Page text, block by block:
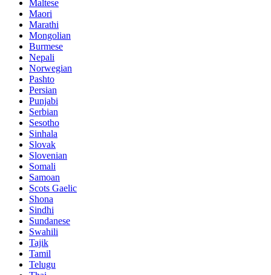
Maltese
Maori
Marathi
Mongolian
Burmese
Nepali
Norwegian
Pashto
Persian
Punjabi
Serbian
Sesotho
Sinhala
Slovak
Slovenian
Somali
Samoan
Scots Gaelic
Shona
Sindhi
Sundanese
Swahili
Tajik
Tamil
Telugu